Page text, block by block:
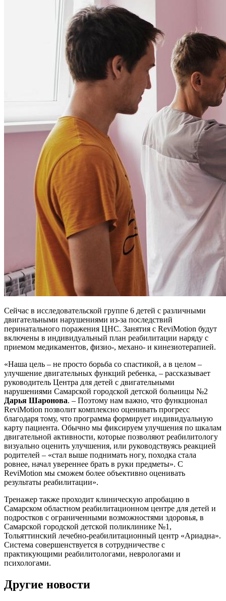
Сейчас в исследовательской группе 6 детей с различными
двигательными нарушениями из-за последствий
перинатального поражения ЦНС. Занятия с ReviMotion будут
включены в индивидуальный план реабилитации наряду с
приемом медикаментов, физио-, механо- и кинезиотерапией.
«Наша цель – не просто борьба со спастикой, а в целом –
улучшение двигательных функций ребенка, – рассказывает
руководитель Центра для детей с двигательными
нарушениями Самарской городской детской больницы №2
Дарья Шаронова. – Поэтому нам важно, что функционал
ReviMotion позволит комплексно оценивать прогресс
благодаря тому, что программа формирует индивидуальную
карту пациента. Обычно мы фиксируем улучшения по шкалам
двигательной активности, которые позволяют реабилитологу
визуально оценить улучшения, или руководствуясь реакцией
родителей – «стал выше поднимать ногу, походка стала
ровнее, начал увереннее брать в руки предметы». С
ReviMotion мы сможем более объективно оценивать
результаты реабилитации».
Тренажер также проходит клиническую апробацию в
Самарском областном реабилитационном центре для детей и
подростков с ограниченными возможностями здоровья, в
Самарской городской детской поликлинике №1,
Тольяттинский лечебно-реабилитационный центр «Ариадна».
Система совершенствуется в сотрудничестве с
практикующими реабилитологами, неврологами и
психологами.
Другие новости